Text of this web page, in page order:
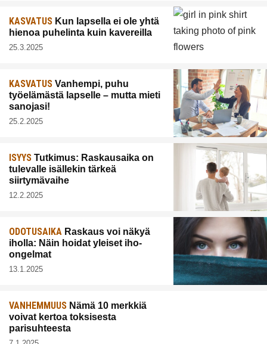
KASVATUS Kun lapsella ei ole yhtä
hienoa puhelinta kuin kavereilla
25.3.2025
KASVATUS Vanhempi, puhu
työelämästä lapselle – mutta mieti
sanojasi!
25.2.2025
ISYYS Tutkimus: Raskausaika on
tulevalle isällekin tärkeä
siirtymävaihe
12.2.2025
ODOTUSAIKA Raskaus voi näkyä
iholla: Näin hoidat yleiset iho-
ongelmat
13.1.2025
VANHEMMUUS Nämä 10 merkkiä
voivat kertoa toksisesta
parisuhteesta